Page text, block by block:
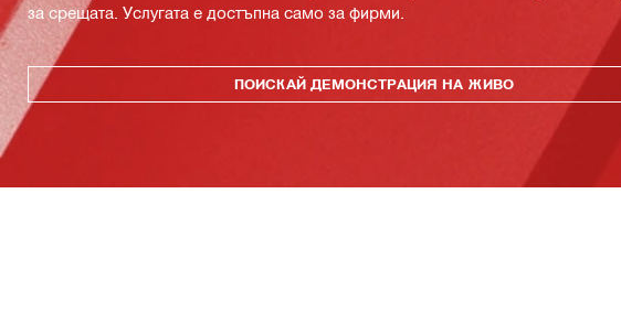
за срещата. Услугата е достъпна само за фирми.
ПОИСКАЙ ДЕМОНСТРАЦИЯ НА ЖИВО